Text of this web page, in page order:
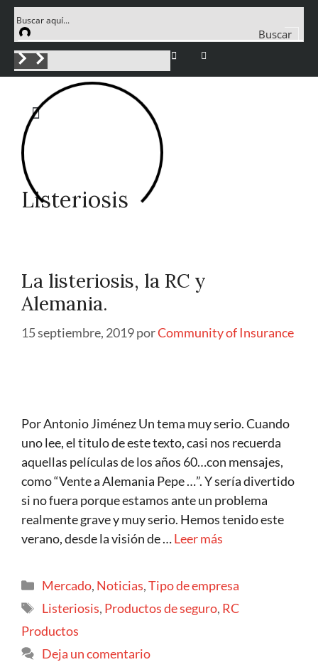
Buscar
Listeriosis
La listeriosis, la RC y
Alemania.
15 septiembre, 2019porCommunity of Insurance
Por Antonio Jiménez Un tema muy serio. Cuando
uno lee, el titulo de este texto, casi nos recuerda
aquellas películas de los años 60…con mensajes,
como “Vente a Alemania Pepe …”. Y sería divertido
si no fuera porque estamos ante un problema
realmente grave y muy serio. Hemos tenido este
verano, desde la visión de …Leer más
Mercado, Noticias,Tipo de empresa
Listeriosis, Productos de seguro, RC
Productos
Deja un comentario